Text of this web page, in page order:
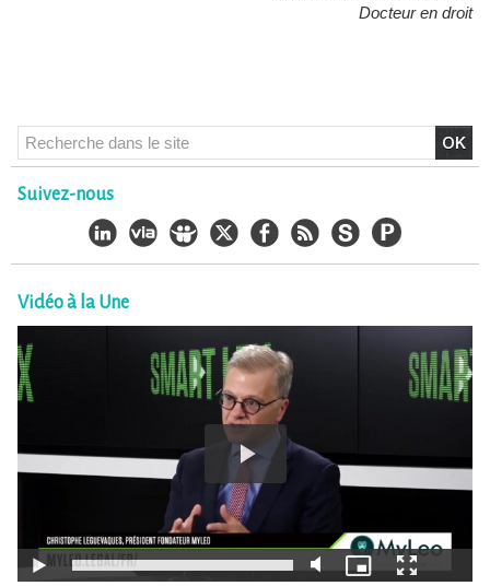
Docteur en droit
Suivez-nous
Vidéo à la Une